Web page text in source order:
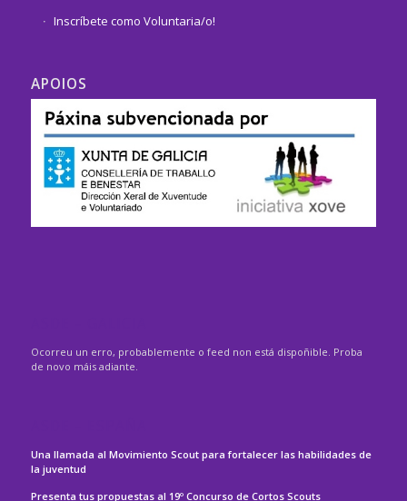
Inscríbete como Voluntaria/o!
APOIOS
Ocorreu un erro, probablemente o feed non está dispoñible. Proba
de novo máis adiante.
Una llamada al Movimiento Scout para fortalecer las habilidades de
la juventud
Presenta tus propuestas al 19º Concurso de Cortos Scouts